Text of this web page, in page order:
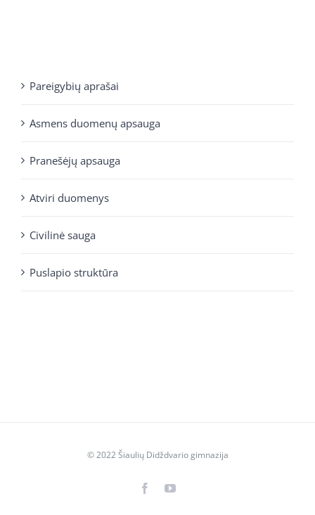
Pareigybių aprašai
Asmens duomenų apsauga
Pranešėjų apsauga
Atviri duomenys
Civilinė sauga
Puslapio struktūra
© 2022 Šiaulių Didždvario gimnazija
FacebookYouTube